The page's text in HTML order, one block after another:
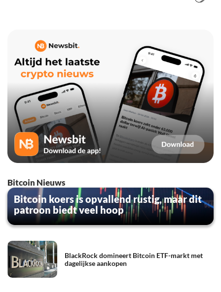
Bitcoin Nieuws
Bitcoin koers is opvallend rustig, maar dit
patroon biedt veel hoop
BlackRock domineert Bitcoin ETF-markt met
dagelijkse aankopen